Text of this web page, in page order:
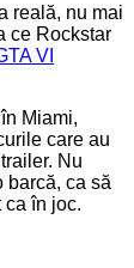
reală, nu mai
ce Rockstar
VI
Miami,
care au
Nu
barcă, ca să
ca în joc.